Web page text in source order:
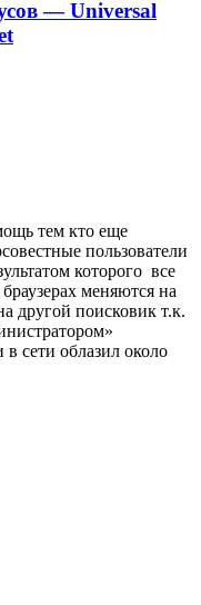
— Universal
тем кто еще
пользователи
которого все
меняются на
другой поисковик т.к.
сети облазил около